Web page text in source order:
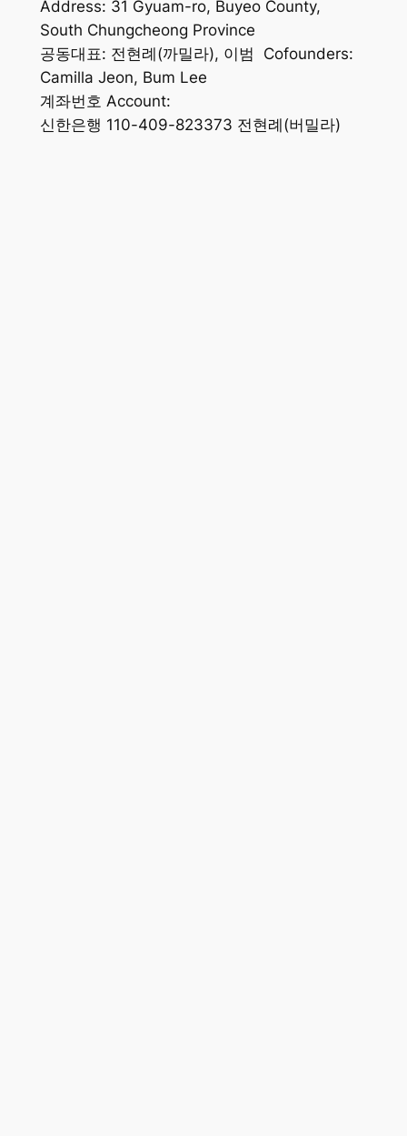
Address: 31 Gyuam-ro, Buyeo County,
South Chungcheong Province
공동대표: 전현례(까밀라), 이범 Cofounders:
Camilla Jeon, Bum Lee
계좌번호 Account:
신한은행 110-409-823373 전현례(버밀라)